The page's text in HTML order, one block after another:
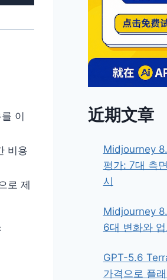
이
비용
로 제
近期文章
Midjourney
평가: 7대 측
시
Midjourney
6대 변화와
GPT-5.6
가격으로 플